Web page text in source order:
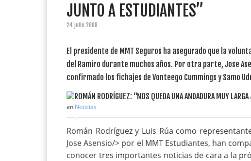
JUNTO A ESTUDIANTES”
24 julio 2008
El presidente de MMT Seguros ha asegurado que la
del Ramiro durante muchos años. Por otra parte, Jose
confirmado los fichajes de Vonteego Cummings y Samo
en Noticias
Román Rodríguez y Luis Rúa como
Jose Asensio/> por el MMT Estudiantes, han
conocer tres importantes noticias de cara a la